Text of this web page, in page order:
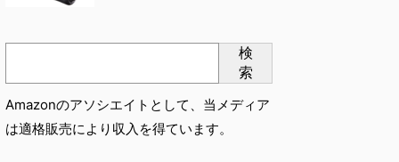
検
索
Amazonのアソシエイトとして、当メディア
は適格販売により収入を得ています。